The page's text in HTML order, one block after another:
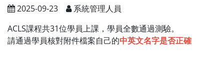
2025-09-23
系統管理人員
ACLS課程共31位學員上課，學員全數通過測驗。
請通過學員核對附件檔案自己的中英文名字是否正確